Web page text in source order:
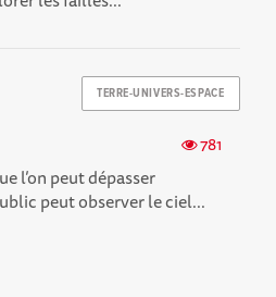
TERRE-UNIVERS-ESPACE
781
l’on peut dépasser
peut observer le ciel...